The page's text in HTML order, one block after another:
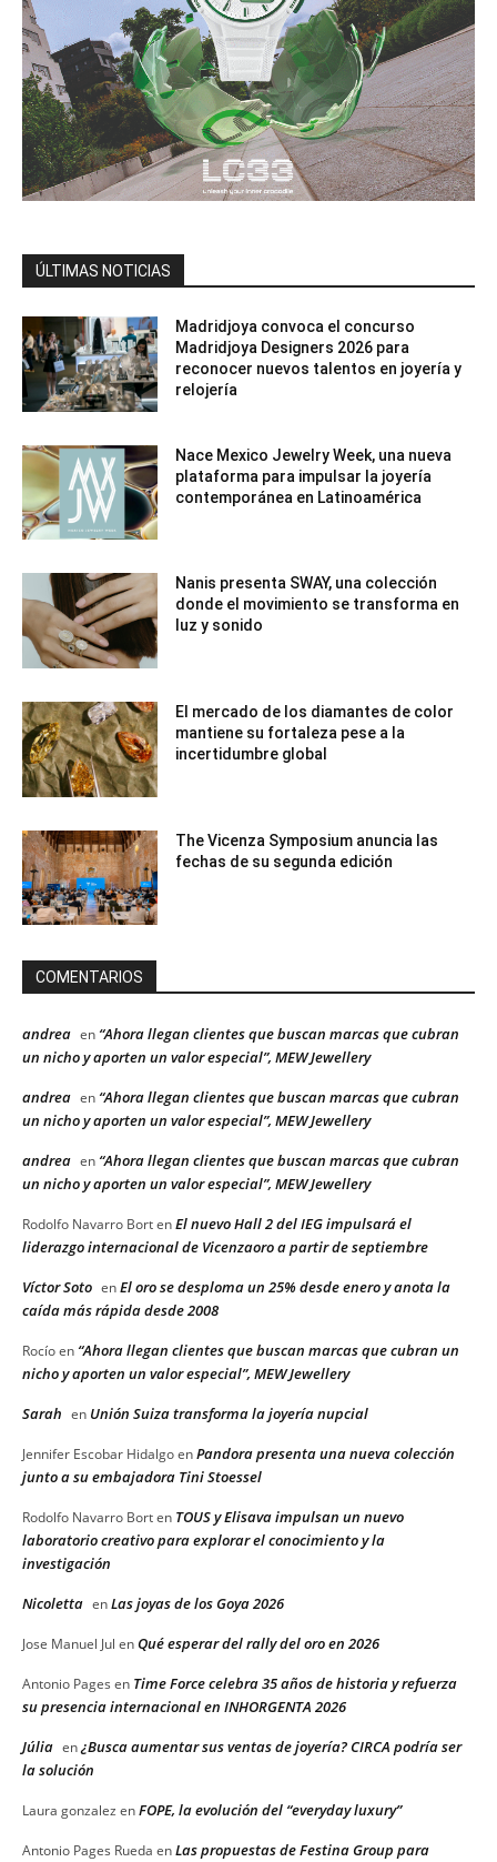
ÚLTIMAS NOTICIAS
Madridjoya convoca el concurso
Madridjoya Designers 2026 para
reconocer nuevos talentos en joyería y
relojería
Nace Mexico Jewelry Week, una nueva
plataforma para impulsar la joyería
contemporánea en Latinoamérica
Nanis presenta SWAY, una colección
donde el movimiento se transforma en
luz y sonido
El mercado de los diamantes de color
mantiene su fortaleza pese a la
incertidumbre global
The Vicenza Symposium anuncia las
fechas de su segunda edición
COMENTARIOS
andrea en “Ahora llegan clientes que buscan marcas que cubran
un nicho y aporten un valor especial”, MEW Jewellery
andrea en “Ahora llegan clientes que buscan marcas que cubran
un nicho y aporten un valor especial”, MEW Jewellery
andrea en “Ahora llegan clientes que buscan marcas que cubran
un nicho y aporten un valor especial”, MEW Jewellery
Rodolfo Navarro BortenEl nuevo Hall 2 del IEG impulsará el
liderazgo internacional de Vicenzaoro a partir de septiembre
Víctor Soto enEl oro se desploma un 25% desde enero y anota la
caída más rápida desde 2008
Rocíoen “Ahora llegan clientes que buscan marcas que cubran un
nicho y aporten un valor especial”, MEW Jewellery
Sarah en Unión Suiza transforma la joyería nupcial
Jennifer Escobar HidalgoenPandora presenta una nueva colección
junto a su embajadora Tini Stoessel
Rodolfo Navarro Borten TOUS y Elisava impulsan un nuevo
laboratorio creativo para explorar el conocimiento y la
investigación
Nicoletta enLas joyas de los Goya 2026
Jose Manuel Jul enQué esperar del rally del oro en 2026
Antonio Pages en Time Force celebra 35 años de historia y refuerza
su presencia internacional en INHORGENTA 2026
Júlia en¿Busca aumentar sus ventas de joyería? CIRCA podría ser
la solución
Laura gonzalez enFOPE, la evolución del “everyday luxury”
Antonio Pages Rueda enLas propuestas de Festina Group para